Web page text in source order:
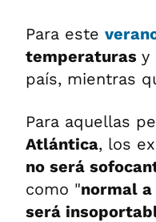
Para este
temperaturas y
país, mientras
Para aquellas
Atlántica, los
no será
como "normal
será